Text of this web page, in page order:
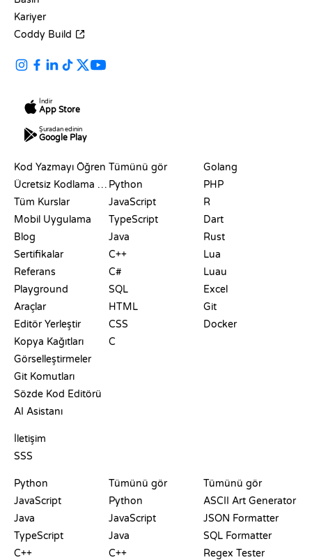
Kariyer
Coddy Build
İndir
App Store
Şuradan edinin
Google Play
Kod Yazmayı Öğren
Ücretsiz Kodlama Siteleri
Tüm Kurslar
Mobil Uygulama
Blog
Sertifikalar
Referans
Playground
Araçlar
Editör Yerleştir
Kopya Kağıtları
Görselleştirmeler
Git Komutları
Sözde Kod Editörü
AI Asistanı
İletişim
SSS
Tümünü gör
Python
JavaScript
TypeScript
Java
C++
C#
SQL
HTML
CSS
C
Golang
PHP
R
Dart
Rust
Lua
Luau
Excel
Git
Docker
Python
JavaScript
Java
TypeScript
C++
Tümünü gör
Python
JavaScript
Java
C++
Tümünü gör
ASCII Art Generator
JSON Formatter
SQL Formatter
Regex Tester